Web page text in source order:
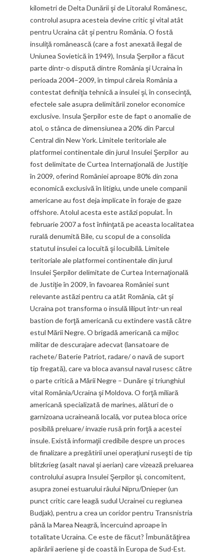
kilometri de Delta Dunării şi de Litoralul Românesc,
controlul asupra acesteia devine critic şi vital atât
pentru Ucraina cât şi pentru România. O fostă
insuliţă românească (care a fost anexată ilegal de
Uniunea Sovietică în 1949), Insula Şerpilor a făcut
parte dintr-o dispută dintre România şi Ucraina în
perioada 2004–2009, în timpul căreia România a
contestat definiţia tehnică a insulei şi, în consecinţă,
efectele sale asupra delimitării zonelor economice
exclusive. Insula Şerpilor este de fapt o anomalie de
atol, o stânca de dimensiunea a 20% din Parcul
Central din New York. Limitele teritoriale ale
platformei continentale din jurul Insulei Şerpilor au
fost delimitate de Curtea Internaţională de Justiţie
în 2009, oferind României aproape 80% din zona
economică exclusivă în litigiu, unde unele companii
americane au fost deja implicate în foraje de gaze
offshore. Atolul acesta este astăzi populat. În
februarie 2007 a fost înfiinţată pe aceasta localitatea
rurală denumită Bile, cu scopul de a consolida
statutul insulei ca locuită şi locuibilă. Limitele
teritoriale ale platformei continentale din jurul
Insulei Şerpilor delimitate de Curtea Internaţională
de Justiţie în 2009, în favoarea României sunt
relevante astăzi pentru ca atât România, cât şi
Ucraina pot transforma o insulă liliput într-un real
bastion de forţă americană cu extindere vastă către
estul Mării Negre. O brigadă americană ca mijloc
militar de descurajare adecvat (lansatoare de
rachete/ Baterie Patriot, radare/ o navă de suport
tip fregată), care va bloca avansul naval rusesc către
o parte critică a Mării Negre – Dunăre şi triunghiul
vital România/Ucraina şi Moldova. O forţă miliară
americană specializată de marines, alături de o
garnizoana ucraineană locală, vor putea bloca orice
posibilă preluare/ invazie rusă prin forţă a acestei
insule. Există informaţii credibile despre un proces
de finalizare a pregătirii unei operaţiuni ruseşti de tip
blitzkrieg (asalt naval şi aerian) care vizează preluarea
controlului asupra Insulei Şerpilor şi, concomitent,
asupra zonei estuarului râului Nipru/Dnieper (un
punct critic care leagă sudul Ucrainei cu regiunea
Budjak), pentru a crea un coridor pentru Transnistria
până la Marea Neagră, încercuind aproape în
totalitate Ucraina. Ce este de făcut? Îmbunătăţirea
apărării aeriene şi de coastă în Europa de Sud-Est.